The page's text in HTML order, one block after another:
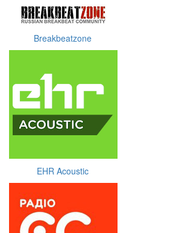
Breakbeatzone
EHR Acoustic